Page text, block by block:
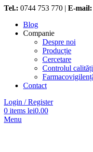
Tel.: 0744 753 770 | E-mail:
Blog
Companie
Despre noi
Producție
Cercetare
Controlul
Contact
Login / Register
0 items lei0.00
Menu